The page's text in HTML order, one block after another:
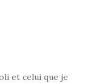
et celui que je